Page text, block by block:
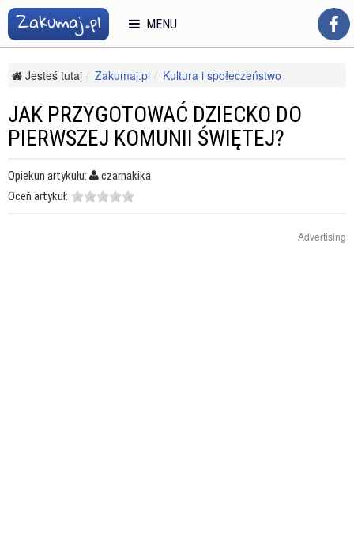
Jesteś tutaj Zakumaj.pl
Kultura i społeczeństwo
Jak przygotować dziecko do Pierwszej Komunii Świętej?
JAK PRZYGOTOWAĆ DZIECKO DO
PIERWSZEJ KOMUNII ŚWIĘTEJ?
Opiekun artykułu:
czarnakika
Oceń artykuł:
Advertising
MENU